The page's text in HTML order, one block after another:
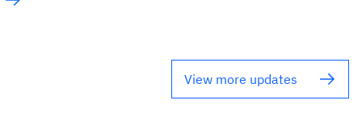
View more updates